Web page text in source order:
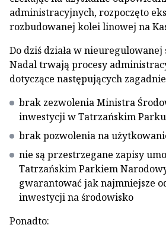
administracyjnych, rozpoczęto
rozbudowanej kolei linowej na
Do dziś działa w
Nadal trwają procesy
dotyczące następujących
brak zezwolenia Ministra
inwestycji w Tatrzańskim
brak pozwolenia na
nie są przestrzegane zapisy
Tatrzańskim Parkiem
gwarantować jak najmniejsze
inwestycji na środowisko
Ponadto: